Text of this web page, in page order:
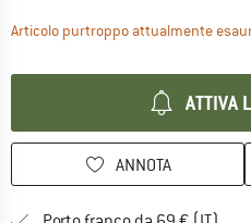
Articolo purtroppo attualmente
ATTIVA
ANNOTA